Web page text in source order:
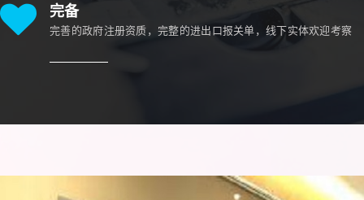
完备
完善的政府注册资质，完整的进出口报关单，线下实体欢迎考察